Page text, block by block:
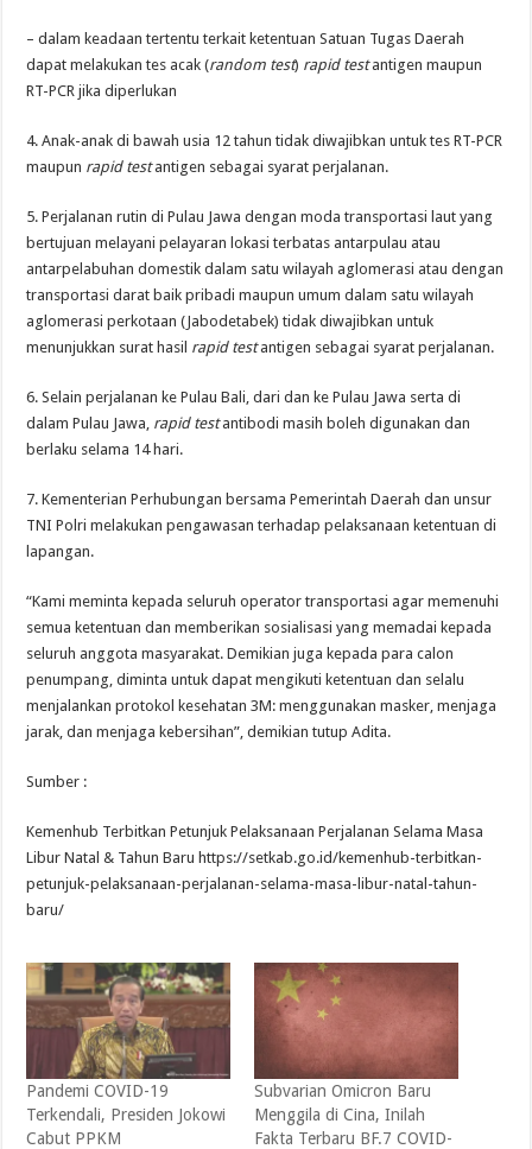
– dalam keadaan tertentu terkait ketentuan Satuan Tugas Daerah
dapat melakukan tes acak (random test) rapid testantigen maupun
RT-PCR jika diperlukan
4. Anak-anak di bawah usia 12 tahun tidak diwajibkan untuk tes RT-PCR
maupun rapid testantigen sebagai syarat perjalanan.
5. Perjalanan rutin di Pulau Jawa dengan moda transportasi laut yang
bertujuan melayani pelayaran lokasi terbatas antarpulau atau
antarpelabuhan domestik dalam satu wilayah aglomerasi atau dengan
transportasi darat baik pribadi maupun umum dalam satu wilayah
aglomerasi perkotaan (Jabodetabek) tidak diwajibkan untuk
menunjukkan surat hasil rapid testantigen sebagai syarat perjalanan.
6. Selain perjalanan ke Pulau Bali, dari dan ke Pulau Jawa serta di
dalam Pulau Jawa, rapid testantibodi masih boleh digunakan dan
berlaku selama 14 hari.
7. Kementerian Perhubungan bersama Pemerintah Daerah dan unsur
TNI Polri melakukan pengawasan terhadap pelaksanaan ketentuan di
lapangan.
“Kami meminta kepada seluruh operator transportasi agar memenuhi
semua ketentuan dan memberikan sosialisasi yang memadai kepada
seluruh anggota masyarakat. Demikian juga kepada para calon
penumpang, diminta untuk dapat mengikuti ketentuan dan selalu
menjalankan protokol kesehatan 3M: menggunakan masker, menjaga
jarak, dan menjaga kebersihan”, demikian tutup Adita.
Sumber :
Kemenhub Terbitkan Petunjuk Pelaksanaan Perjalanan Selama Masa
Libur Natal & Tahun Baru https://setkab.go.id/kemenhub-terbitkan-
petunjuk-pelaksanaan-perjalanan-selama-masa-libur-natal-tahun-
baru/
Pandemi COVID-19
Terkendali, Presiden Jokowi
Cabut PPKM
Subvarian Omicron Baru
Menggila di Cina, Inilah
Fakta Terbaru BF.7 COVID-